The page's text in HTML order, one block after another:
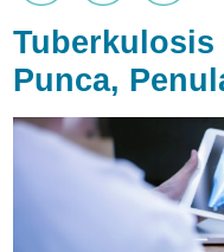
Tuberkulosis
Punca,